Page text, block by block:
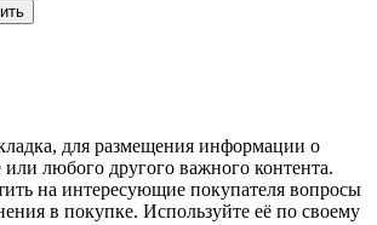
для размещения информации о
или любого другого важного контента.
на интересующие покупателя вопросы
в покупке. Используйте её по своему